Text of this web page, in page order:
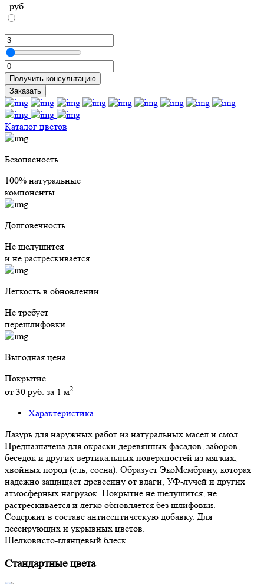
руб.
Получить консультацию
Заказать
Каталог цветов
Безопасность
100% натуральные
компоненты
Долговечность
Не шелушится
и не растрескивается
Легкость в обновлении
Не требует
перешлифовки
Выгодная цена
Покрытие
от 30 руб. за 1 м2
Характеристика
Лазурь для наружных работ из натуральных масел и смол.
Предназначена для окраски деревянных фасадов, заборов,
беседок и других вертикальных поверхностей из мягких,
хвойных пород (ель, сосна). Образует ЭкоМембрану, которая
надежно защищает древесину от влаги, УФ-лучей и других
атмосферных нагрузок. Покрытие не шелушится, не
растрескивается и легко обновляется без шлифовки.
Содержит в составе антисептическую добавку. Для
лессирующих и укрывных цветов.
Шелковисто-глянцевый блеск
Стандартные цвета